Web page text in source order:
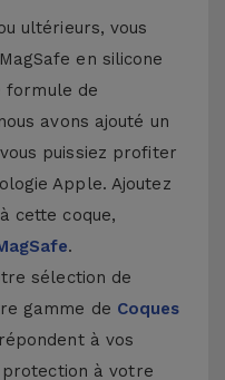
ultérieurs, vous
en silicone
formule de
avons ajouté un
puissiez profiter
Apple. Ajoutez
cette coque,
.
sélection de
gamme de Coques
à vos
à votre